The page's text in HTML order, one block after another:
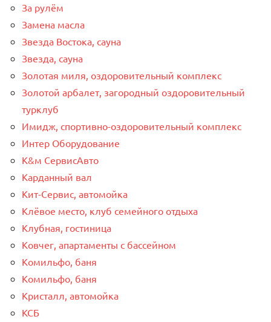
За рулём
Замена масла
Звезда Востока, сауна
Звезда, сауна
Золотая миля, оздоровительный комплекс
Золотой арбалет, загородный оздоровительный
турклуб
Имидж, спортивно-оздоровительный комплекс
Интер Оборудование
К&м СервисАвто
Карданный вал
Кит-Сервис, автомойка
Клёвое место, клуб семейного отдыха
Клубная, гостиница
Ковчег, апартаменты с бассейном
Комильфо, баня
Комильфо, баня
Кристалл, автомойка
КСБ